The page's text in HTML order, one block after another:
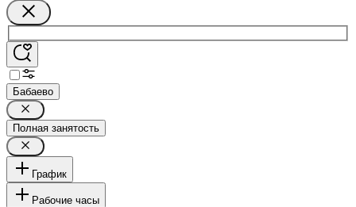
Бабаево
Полная занятость
График
Рабочие часы